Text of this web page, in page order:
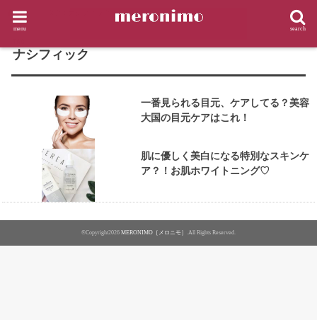
search
menu
HOME
ナシフィック
一番見られる目元、ケアしてる？美容
大国の目元ケアはこれ！
肌に優しく美白になる特別なスキンケ
ア？！お肌ホワイトニング♡
©Copyright2026 MERONIMO［メロニモ］ .All Rights Reserved.